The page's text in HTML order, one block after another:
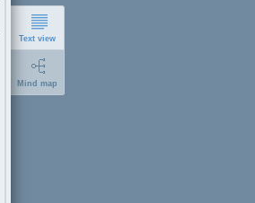
Text view
Mind map